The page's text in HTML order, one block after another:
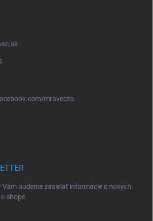
mravecza
Vám budeme zasielať informácie o nových
shope.